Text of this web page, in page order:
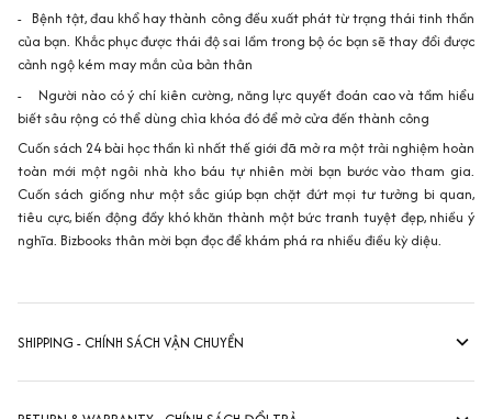
- Bệnh tật, đau khổ hay thành công đều xuất phát từ trạng thái tinh thần
của bạn. Khắc phục được thái độ sai lầm trong bộ óc bạn sẽ thay đổi được
cảnh ngộ kém may mắn của bản thân
- Người nào có ý chí kiên cường, năng lực quyết đoán cao và tầm hiểu
biết sâu rộng có thể dùng chìa khóa đó để mở cửa đến thành công
Cuốn sách 24 bài học thần kì nhất thế giới đã mở ra một trải nghiệm hoàn
toàn mới một ngôi nhà kho báu tự nhiên mời bạn bước vào tham gia.
Cuốn sách giống như một sắc giúp bạn chặt đứt mọi tư tưởng bi quan,
tiêu cực, biến động đầy khó khăn thành một bức tranh tuyệt đẹp, nhiều ý
nghĩa. Bizbooks thân mời bạn đọc để khám phá ra nhiều điều kỳ diệu.
SHIPPING - CHÍNH SÁCH VẬN CHUYỂN